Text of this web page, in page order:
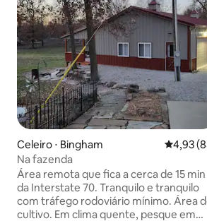
Celeiro ⋅ Bingham 4,93 de
4,93
Na fazenda
Área remota que fica a cerca de 15 min
da Interstate 70. Tranquilo e tranquilo
com tráfego rodoviário mínimo. Área
cultivo. Em clima quente, pesque em